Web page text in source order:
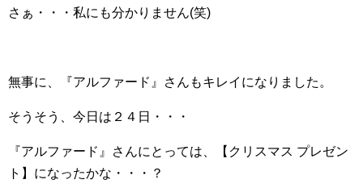
さぁ・・・私にも分かりません(笑)
無事に、『アルファード』さんもキレイになりました。
そうそう、今日は２４日・・・
『アルファード』さんにとっては、【クリスマス プレゼン
ト】になったかな・・・？